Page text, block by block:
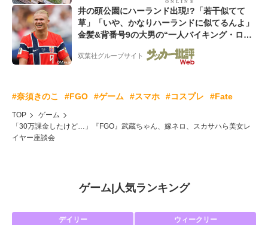
井の頭公園にハーランド出現!?「若干似てて
草」「いや、かなりハーランドに似てるんよ」
金髪&背番号9の大男の“一人バイキング・ロ
ー”映像が話題!「元気をもらった」
双葉社グループサイト
#奈須きのこ #FGO #ゲーム #スマホ #コスプレ #Fate
TOP
ゲーム
「30万課金したけど…」『FGO』武蔵ちゃん、嫁ネロ、スカサハら美女レ
イヤー座談会
ゲーム| 人気ランキング
デイリー ウィークリー